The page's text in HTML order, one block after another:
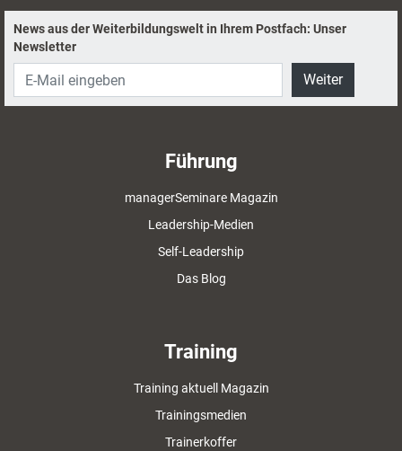
News aus der Weiterbildungswelt in Ihrem Postfach: Unser
Newsletter
Weiter
Führung
managerSeminare Magazin
Leadership-Medien
Self-Leadership
Das Blog
Training
Training aktuell Magazin
Trainingsmedien
Trainerkoffer